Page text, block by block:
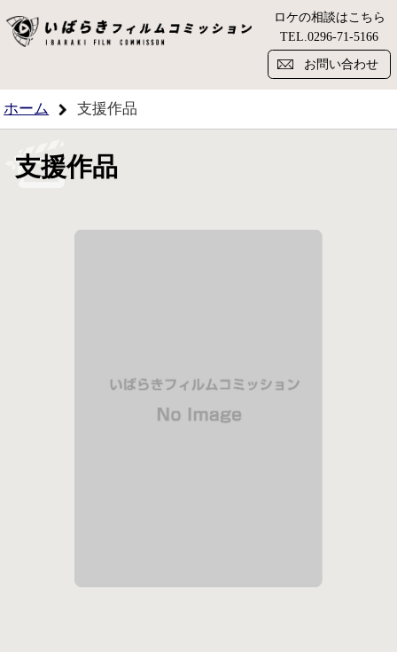
い
ロケの相談はこちら
TEL.0296-71-5166
お問い合わせ
ホーム 支援作品
支援作品